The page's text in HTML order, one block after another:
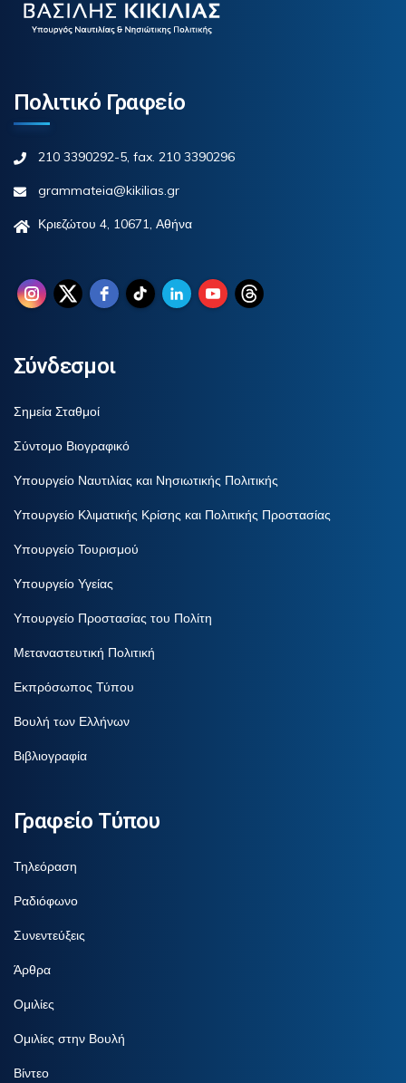
Πολιτικό Γραφείο
210 3390292-5, fax. 210 3390296
grammateia@kikilias.gr
Κριεζώτου 4, 10671, Αθήνα
Σύνδεσμοι
Σημεία Σταθμοί
Σύντομο Βιογραφικό
Υπουργείο Ναυτιλίας και Νησιωτικής Πολιτικής
Υπουργείο Κλιματικής Κρίσης και Πολιτικής Προστασίας
Υπουργείο Τουρισμού
Υπουργείο Υγείας
Υπουργείο Προστασίας του Πολίτη
Μεταναστευτική Πολιτική
Εκπρόσωπος Τύπου
Βουλή των Ελλήνων
Βιβλιογραφία
Γραφείο Τύπου
Τηλεόραση
Ραδιόφωνο
Συνεντεύξεις
Άρθρα
Ομιλίες
Ομιλίες στην Βουλή
Βίντεο